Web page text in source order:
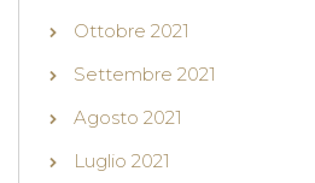
Ottobre 2021
Settembre 2021
Agosto 2021
Luglio 2021